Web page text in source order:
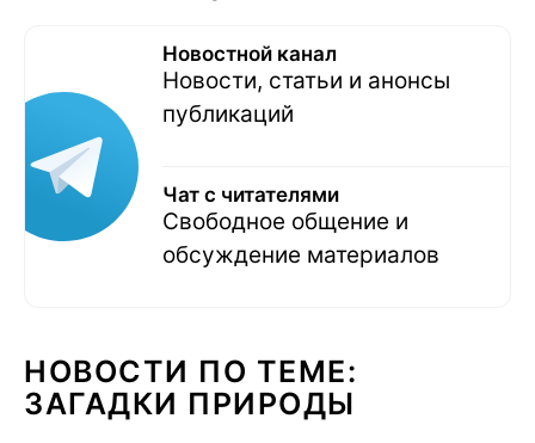
Новостной канал
Новости, статьи и анонсы
публикаций
Чат с читателями
Свободное общение и
обсуждение материалов
НОВОСТИ ПО ТЕМЕ:
ЗАГАДКИ ПРИРОДЫ